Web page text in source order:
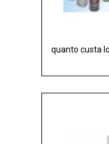
quanto custa